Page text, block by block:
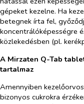
gépeket kezelne. Ha
betegnek írta fel,
koncentrálóképességre
közlekedésben (pl.
A Mirzaten Q-Tab
tartalmaz
Amennyiben
bizonyos cukrokra